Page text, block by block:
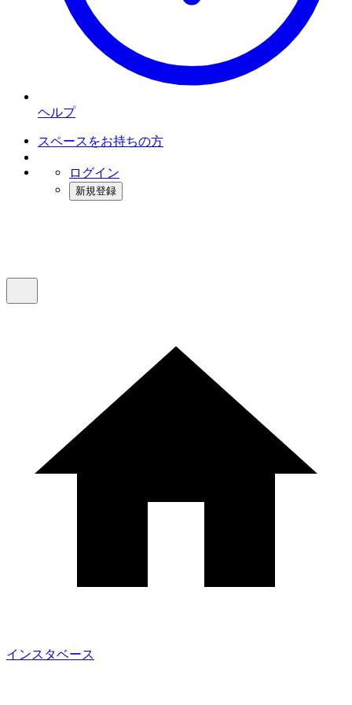
ヘルプ
スペースをお持ちの方
ログイン
新規登録
インスタベース